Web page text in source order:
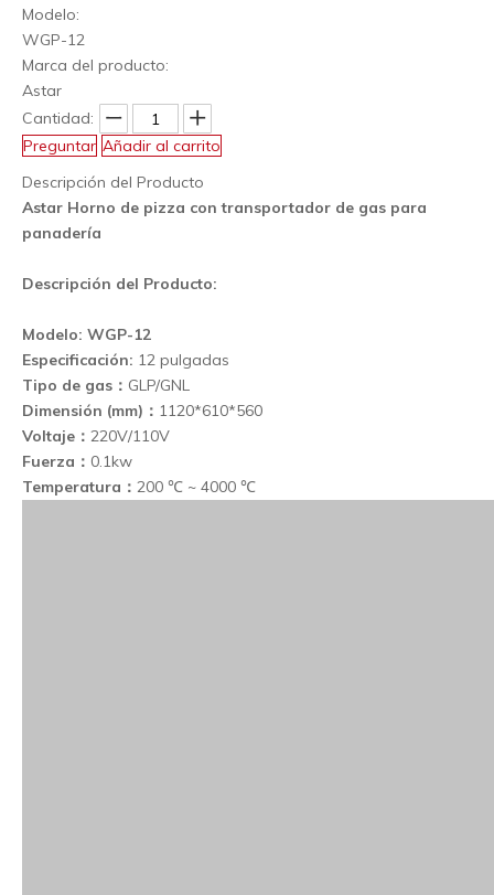
Modelo:
WGP-12
Marca del producto:
Astar
Cantidad:
Preguntar Añadir al carrito
Descripción del Producto
Astar Horno de pizza con transportador de gas para
panadería
Descripción del Producto:
Modelo: WGP-12
Especificación: 12 pulgadas
Tipo de gas ： GLP/GNL
Dimensión (mm) ： 1120*610*560
Voltaje ： 220V/110V
Fuerza ： 0.1kw
Temperatura ： 200 ℃ ~ 4000 ℃